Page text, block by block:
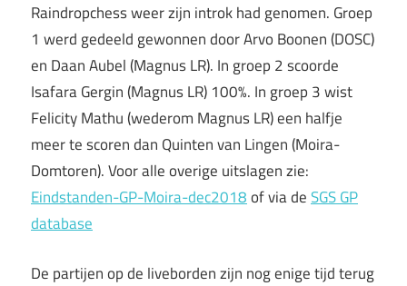
Raindropchess weer zijn introk had genomen. Groep
1 werd gedeeld gewonnen door Arvo Boonen (DOSC)
en Daan Aubel (Magnus LR). In groep 2 scoorde
Isafara Gergin (Magnus LR) 100%. In groep 3 wist
Felicity Mathu (wederom Magnus LR) een halfje
meer te scoren dan Quinten van Lingen (Moira-
Domtoren). Voor alle overige uitslagen zie:
Eindstanden-GP-Moira-dec2018of via deSGS GP
database
De partijen op de liveborden zijn nog enige tijd terug